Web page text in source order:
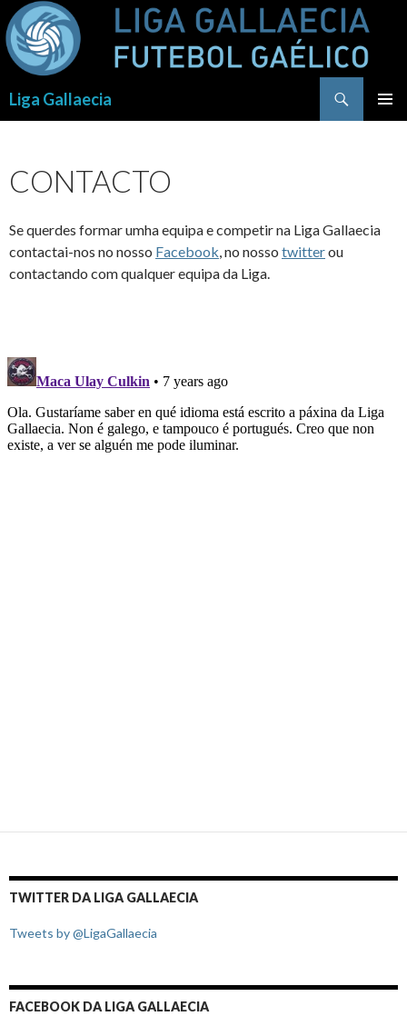
Liga Gallaecia
CONTEÚDO
CONTACTO
Se querdes formar umha equipa e competir na Liga Gallaecia
contactai-nos no nosso Facebook, no nosso twitterou
contactando com qualquer equipa da Liga.
TWITTER DA LIGA GALLAECIA
Tweets by @LigaGallaecia
FACEBOOK DA LIGA GALLAECIA